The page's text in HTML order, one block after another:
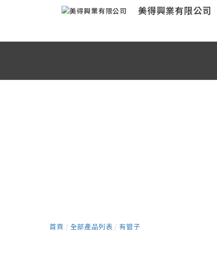
美得興業有限公司
首頁 / 全部產品列表 / 有管子